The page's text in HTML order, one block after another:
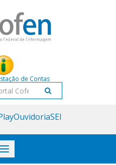
de Contas
OuvidoriaSEI
Toggle
navigation